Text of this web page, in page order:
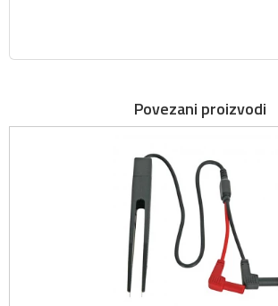
Povezani proizvodi